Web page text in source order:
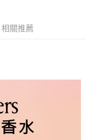
之用戶狀況，依本公司即
形，本公司將視審查結果
相關推薦